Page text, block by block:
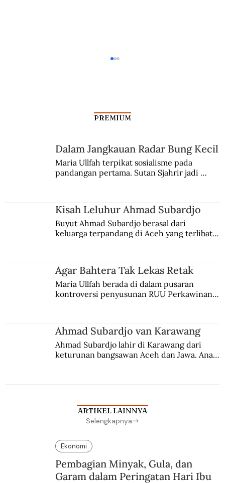
Vice yang Menyibak Tabir Kebohongan
PREMIUM
Dalam Jangkauan Radar Bung Kecil
Maria Ullfah terpikat sosialisme pada
pandangan pertama. Sutan Sjahrir jadi
Kisah Leluhur Ahmad Subardjo
Buyut Ahmad Subardjo berasal dari
keluarga terpandang di Aceh yang terlibat
Agar Bahtera Tak Lekas Retak
Maria Ullfah berada di dalam pusaran
kontroversi penyusunan RUU Perkawinan.
Ahmad Subardjo van Karawang
Ahmad Subardjo lahir di Karawang dari
keturunan bangsawan Aceh dan Jawa. Anak
ARTIKEL LAINNYA
Selengkapnya
Ekonomi
Pembagian Minyak, Gula, dan
Garam dalam Peringatan Hari Ibu